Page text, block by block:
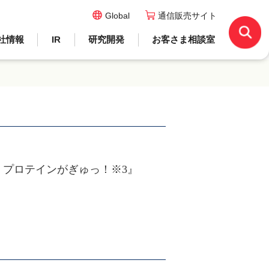
情報 IR 研究開発 お客さま相談室
Global 通信販売サイト
ロテインがぎゅっ！※3』